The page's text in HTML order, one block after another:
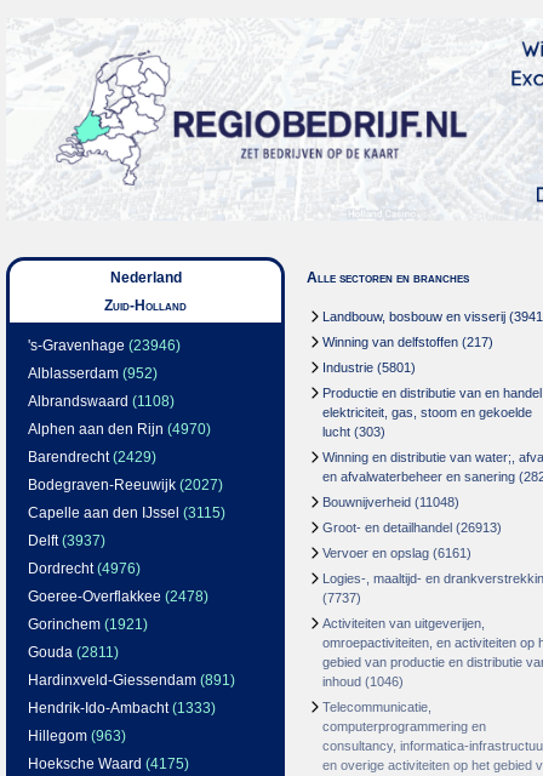
Nederland
Zuid-Holland
's-Gravenhage (23946)
Alblasserdam (952)
Albrandswaard (1108)
Alphen aan den Rijn (4970)
Barendrecht(2429)
Bodegraven-Reeuwijk (2027)
Capelle aan den IJssel (3115)
Delft(3937)
Dordrecht(4976)
Goeree-Overflakkee (2478)
Gorinchem (1921)
Gouda (2811)
Hardinxveld-Giessendam (891)
Hendrik-Ido-Ambacht(1333)
Hillegom (963)
Hoeksche Waard (4175)
Alle sectoren en branches
Landbouw, bosbouw en visserij
Winning van delfstoffen (217)
Industrie (5801)
Productie en distributie van en
elektriciteit, gas, stoom en gekoelde
lucht (303)
Winning en distributie van water;,
en afvalwaterbeheer en sanering
Bouwnijverheid (11048)
Groot- en detailhandel (26913)
Vervoer en opslag (6161)
Logies-, maaltijd- en
(7737)
Activiteiten van uitgeverijen,
omroepactiviteiten, en activiteiten op
gebied van productie en distributie
inhoud (1046)
Telecommunicatie,
computerprogrammering en
consultancy, informatica-
en overige activiteiten op het gebied